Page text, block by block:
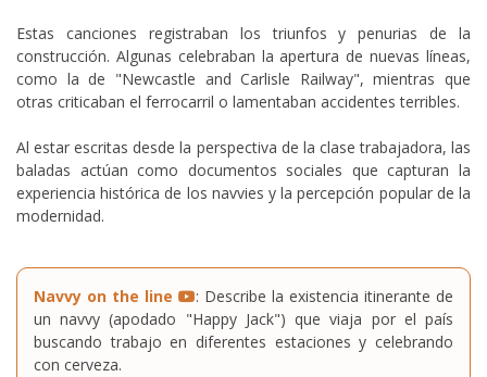
Estas canciones registraban los triunfos y penurias de la
construcción. Algunas celebraban la apertura de nuevas líneas,
como la de "Newcastle and Carlisle Railway", mientras que
otras criticaban el ferrocarril o lamentaban accidentes terribles.
Al estar escritas desde la perspectiva de la clase trabajadora, las
baladas actúan como documentos sociales que capturan la
experiencia histórica de los navvies y la percepción popular de la
modernidad.
Navvy on the line
: Describe la existencia itinerante de
un navvy (apodado "Happy Jack") que viaja por el país
buscando trabajo en diferentes estaciones y celebrando
con cerveza.